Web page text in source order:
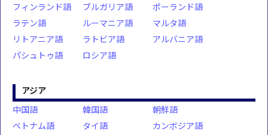
フィンランド語
ブルガリア語
ポーランド語
ラテン語
ルーマニア語
マルタ語
リトアニア語
ラトビア語
アルバニア語
パシュトゥ語
ロシア語
アジア
中国語
韓国語
朝鮮語
ベトナム語
タイ語
カンボジア語